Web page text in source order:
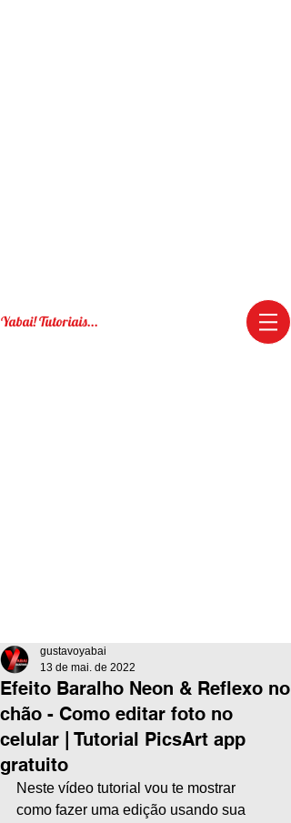
Yabai! Tutoriais...
Efeito Baralho Neon & Reflexo no
chão - Como editar foto no
celular | Tutorial PicsArt app
gratuito
gustavoyabai
13 de mai. de 2022
Neste vídeo tutorial vou te mostrar
como fazer uma edição usando sua